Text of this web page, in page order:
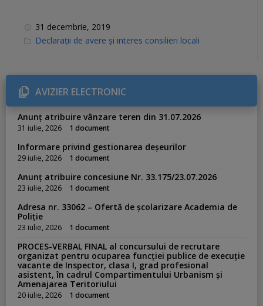
31 decembrie, 2019
C
r
i
e
s
Declarații de avere și interes consilieri locali
AVIZIER ELECTRONIC
Anunț atribuire vânzare teren din 31.07.2026
31 iulie, 2026 1 document
Informare privind gestionarea deșeurilor
29 iulie, 2026 1 document
Anunț atribuire concesiune Nr. 33.175/23.07.2026
23 iulie, 2026 1 document
Adresa nr. 33062 – Ofertă de școlarizare Academia de
Poliție
23 iulie, 2026 1 document
PROCES-VERBAL FINAL al concursului de recrutare
organizat pentru ocuparea funcției publice de execuție
vacante de Inspector, clasa I, grad profesional
asistent, în cadrul Compartimentului Urbanism și
Amenajarea Teritoriului
20 iulie, 2026 1 document